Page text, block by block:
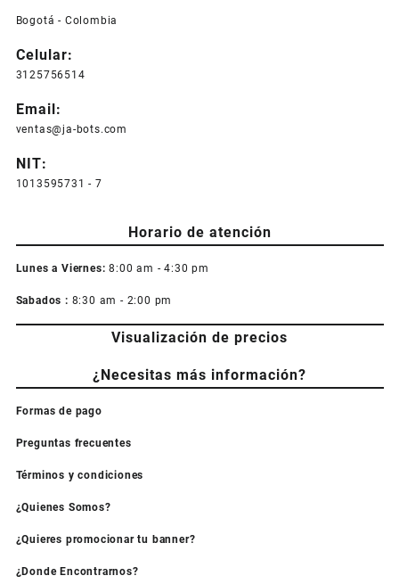
Bogotá - Colombia
Celular:
3125756514
Email:
ventas@ja-bots.com
NIT:
1013595731 - 7
Horario de atención
Lunes a Viernes: 8:00 am - 4:30 pm
Sabados : 8:30 am - 2:00 pm
Visualización de precios
¿Necesitas más información?
Formas de pago
Preguntas frecuentes
Términos y condiciones
¿Quienes Somos?
¿Quieres promocionar tu banner?
¿Donde Encontrarnos?